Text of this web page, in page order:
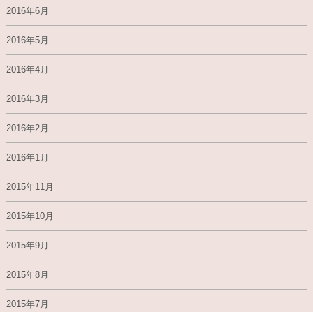
2016年6月
2016年5月
2016年4月
2016年3月
2016年2月
2016年1月
2015年11月
2015年10月
2015年9月
2015年8月
2015年7月